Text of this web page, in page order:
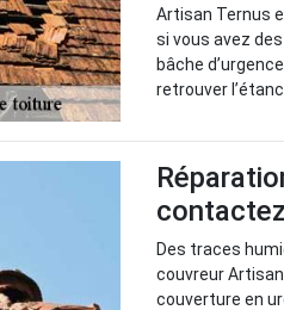
Artisan Ternus
si vous avez
bâche
retrouver
Des traces
couvreur
couverture en